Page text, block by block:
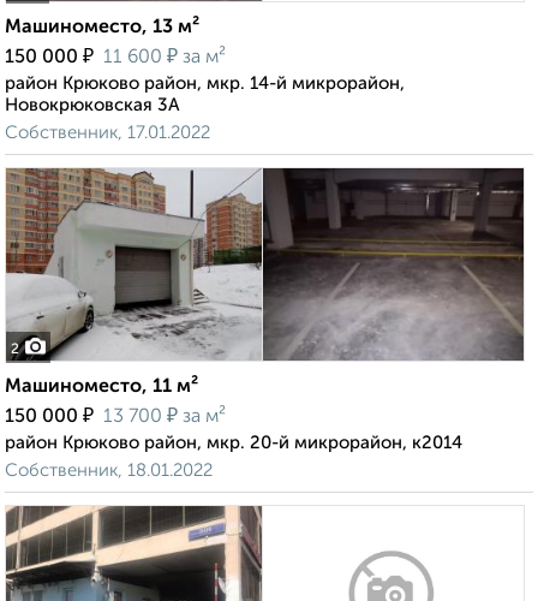
Машиноместо, 13 м²
150 000 ₽ 11 600 ₽ за м²
район Крюково район, мкр. 14-й микрорайон,
Новокрюковская 3А
Собственник, 17.01.2022
2
Машиноместо, 11 м²
150 000 ₽ 13 700 ₽ за м²
район Крюково район, мкр. 20-й микрорайон, к2014
Собственник, 18.01.2022